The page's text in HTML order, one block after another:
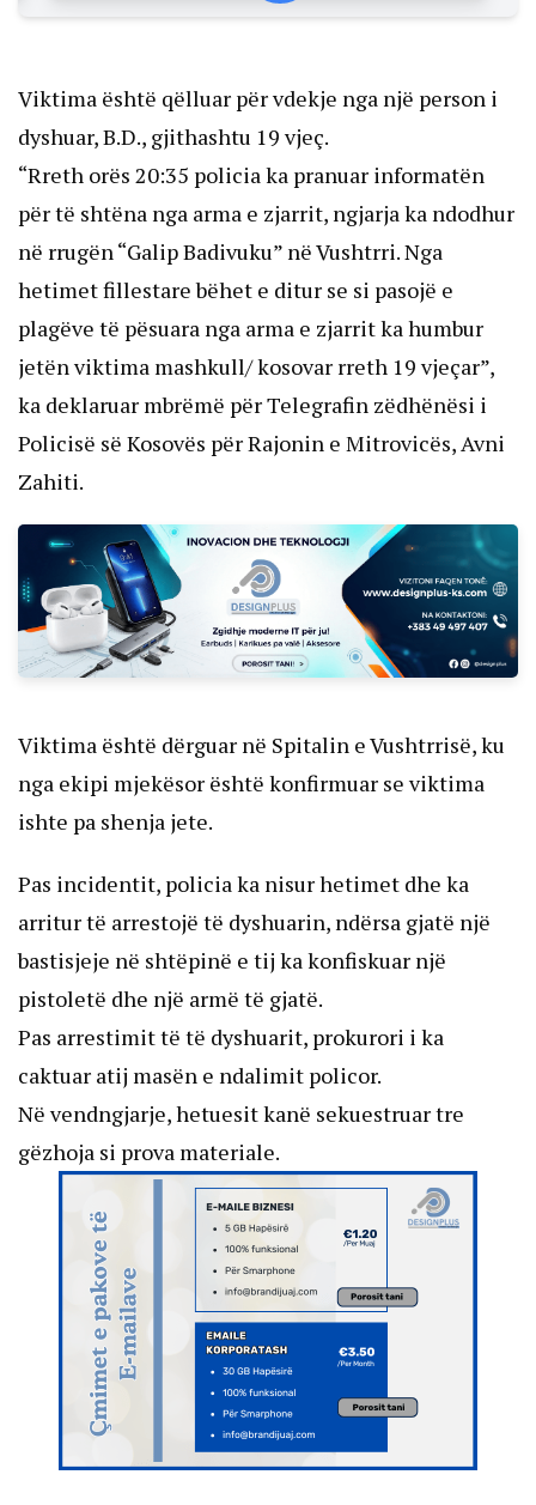
Viktima është qëlluar për vdekje nga një person i
dyshuar, B.D., gjithashtu 19 vjeç.
“Rreth orës 20:35 policia ka pranuar informatën
për të shtëna nga arma e zjarrit, ngjarja ka ndodhur
në rrugën “Galip Badivuku” në Vushtrri. Nga
hetimet fillestare bëhet e ditur se si pasojë e
plagëve të pësuara nga arma e zjarrit ka humbur
jetën viktima mashkull/ kosovar rreth 19 vjeçar”,
ka deklaruar mbrëmë për Telegrafin zëdhënësi i
Policisë së Kosovës për Rajonin e Mitrovicës, Avni
Zahiti.
Viktima është dërguar në Spitalin e Vushtrrisë, ku
nga ekipi mjekësor është konfirmuar se viktima
ishte pa shenja jete.
Pas incidentit, policia ka nisur hetimet dhe ka
arritur të arrestojë të dyshuarin, ndërsa gjatë një
bastisjeje në shtëpinë e tij ka konfiskuar një
pistoletë dhe një armë të gjatë.
Pas arrestimit të të dyshuarit, prokurori i ka
caktuar atij masën e ndalimit policor.
Në vendngjarje, hetuesit kanë sekuestruar tre
gëzhoja si prova materiale.